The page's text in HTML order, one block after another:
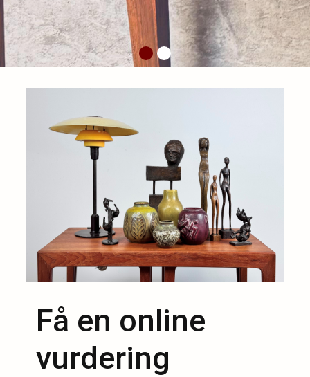
Få en online
vurdering